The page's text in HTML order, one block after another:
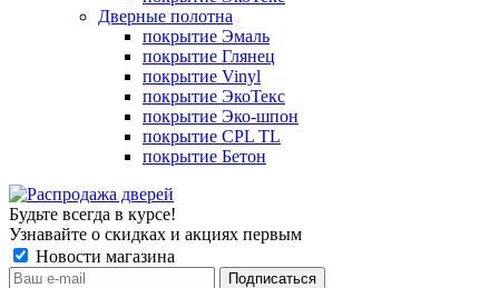
Дверные полотна
покрытие Эмаль
покрытие Глянец
покрытие Vinyl
покрытие ЭкоТекс
покрытие Эко-шпон
покрытие CPL TL
покрытие Бетон
Будьте всегда в курсе!
Узнавайте о скидках и акциях первым
Новости магазина